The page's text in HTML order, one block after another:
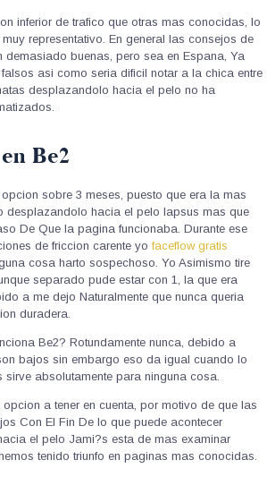
inferior de trafico que otras mas conocidas, lo
representativo. En general las consejos de
demasiado buenas, pero sea en Espana, Ya
asi como seri­a dificil notar a la chica entre
desplazandolo hacia el pelo no ha
Be2
sobre 3 meses, puesto que era la mas
desplazandolo hacia el pelo lapsus mas que
De Que la pagina funcionaba. Durante ese
de friccion carente yofaceflow gratis
cosa harto sospechoso. Yo Asimismo tire
separado pude estar con 1, la que era
a me dejo Naturalmente que nunca queria
duradera.
Be2? Rotundamente nunca, debido a
bajos sin embargo eso da igual cuando lo
sirve absolutamente para ninguna cosa.
a tener en cuenta, por motivo de que las
Con El Fin De lo que puede acontecer
el pelo Jami?s esta de mas examinar
tenido triunfo en paginas mas conocidas.